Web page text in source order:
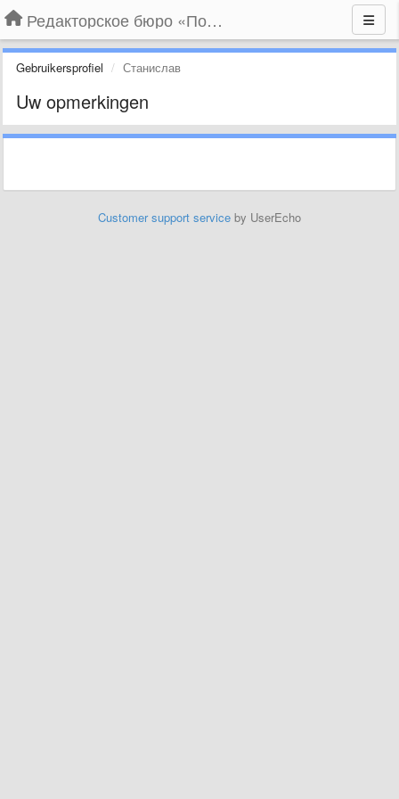
Редакторское бюро «По правилам»
Gebruikersprofiel Станислав
Uw opmerkingen
Customer support service by UserEcho